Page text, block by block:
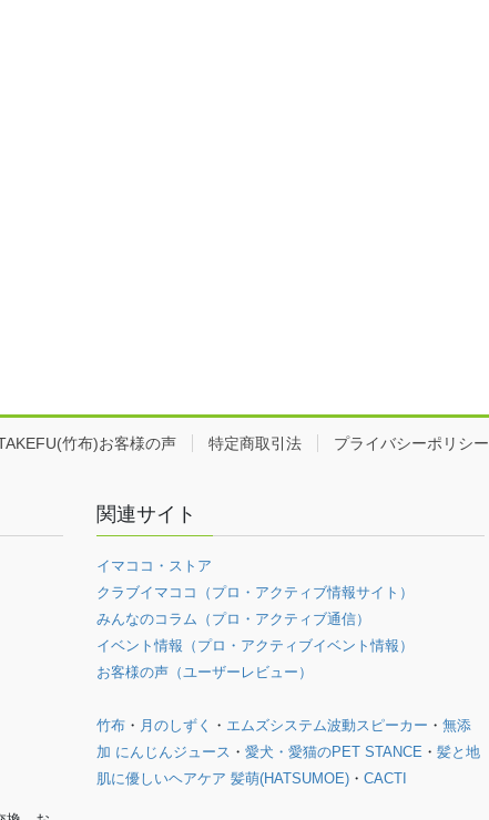
竹布)お客様の声 特定商取引法 プライバシーポリシー
関連サイト
イマココ・ストア
クラブイマココ（プロ・アクティブ情報サイト）
みんなのコラム（プロ・アクティブ通信）
イベント情報（プロ・アクティブイベント情報）
お客様の声（ユーザーレビュー）
竹布 ・ 月のしずく ・ エムズシステム波動スピーカー ・ 無添
加 にんじんジュース ・ 愛犬・愛猫のPET STANCE ・ 髪と地
肌に優しいヘアケア 髪萌(HATSUMOE) ・ CACTI